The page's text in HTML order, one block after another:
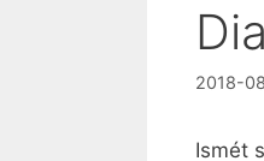
2018-
Ismét